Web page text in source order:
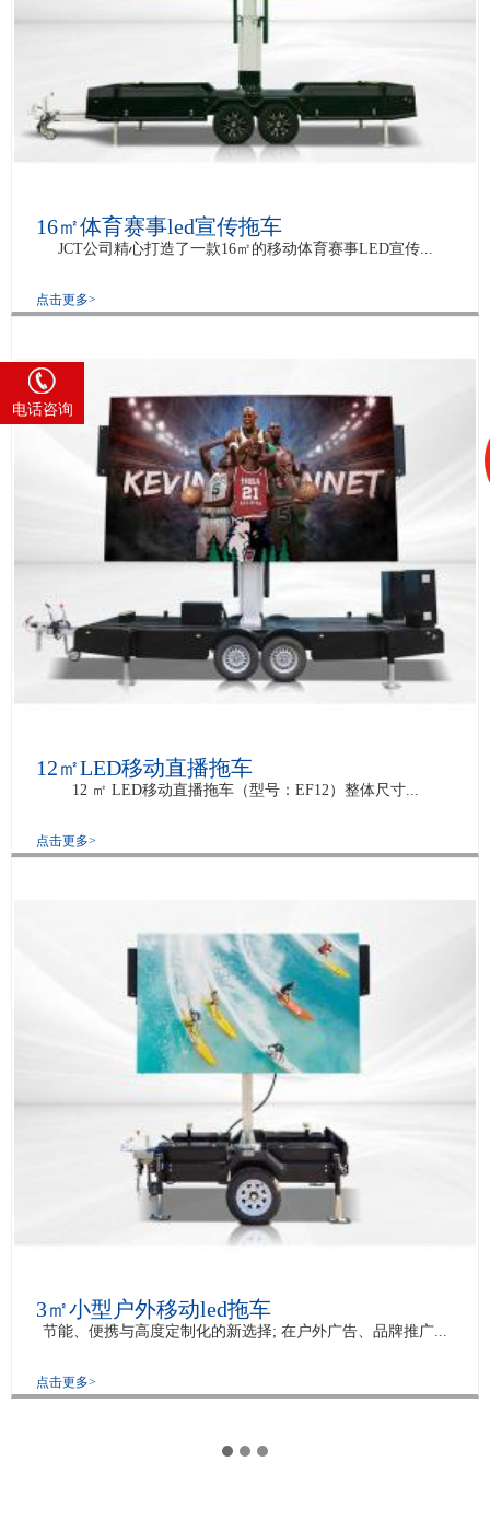
16㎡体育赛事led宣传拖车
JCT公司精心打造了一款16㎡的移动体育赛事LED宣传...
点击更多>
12㎡LED移动直播拖车
12 ㎡ LED移动直播拖车（型号：EF12）整体尺寸...
点击更多>
3㎡小型户外移动led拖车
节能、便携与高度定制化的新选择; 在户外广告、品牌推广...
点击更多>
电话咨询
4008 585 818